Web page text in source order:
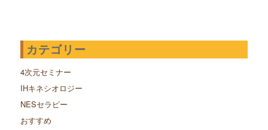
カテゴリー
4次元セミナー
IHキネシオロジー
NESセラピー
おすすめ